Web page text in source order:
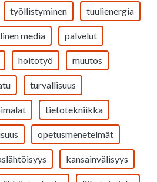
työllistyminen tuulienergia
media palvelut
hoitotyö muutos
turvallisuus
tietotekniikka
opetusmenetelmät
kansainvälisyys